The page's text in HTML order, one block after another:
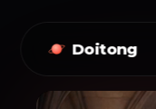
Doitong